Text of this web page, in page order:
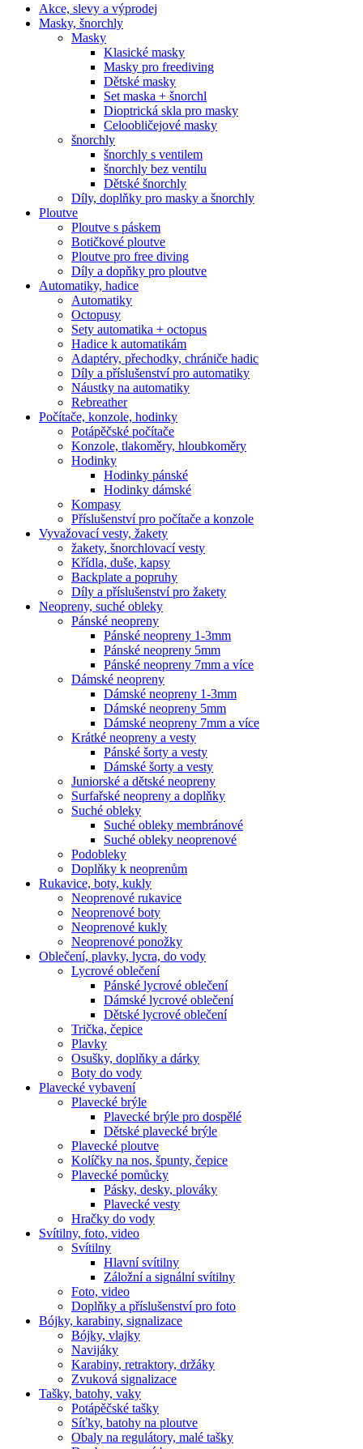
Akce, slevy a výprodej
Masky, šnorchly
Masky
Klasické masky
Masky pro freediving
Dětské masky
Set maska + šnorchl
Dioptrická skla pro masky
Celoobličejové masky
šnorchly
šnorchly s ventilem
šnorchly bez ventilu
Dětské šnorchly
Díly, doplňky pro masky a šnorchly
Ploutve
Ploutve s páskem
Botičkové ploutve
Ploutve pro free diving
Díly a dopňky pro ploutve
Automatiky, hadice
Automatiky
Octopusy
Sety automatika + octopus
Hadice k automatikám
Adaptéry, přechodky, chrániče hadic
Díly a příslušenství pro automatiky
Náustky na automatiky
Rebreather
Počítače, konzole, hodinky
Potápěčské počítače
Konzole, tlakoměry, hloubkoměry
Hodinky
Hodinky pánské
Hodinky dámské
Kompasy
Příslušenství pro počítače a konzole
Vyvažovací vesty, žakety
žakety, šnorchlovací vesty
Křídla, duše, kapsy
Backplate a popruhy
Díly a příslušenství pro žakety
Neopreny, suché obleky
Pánské neopreny
Pánské neopreny 1-3mm
Pánské neopreny 5mm
Pánské neopreny 7mm a více
Dámské neopreny
Dámské neopreny 1-3mm
Dámské neopreny 5mm
Dámské neopreny 7mm a více
Krátké neopreny a vesty
Pánské šorty a vesty
Dámské šorty a vesty
Juniorské a dětské neopreny
Surfařské neopreny a doplňky
Suché obleky
Suché obleky membránové
Suché obleky neoprenové
Podobleky
Doplňky k neoprenům
Rukavice, boty, kukly
Neoprenové rukavice
Neoprenové boty
Neoprenové kukly
Neoprenové ponožky
Oblečení, plavky, lycra, do vody
Lycrové oblečení
Pánské lycrové oblečení
Dámské lycrové oblečení
Dětské lycrové oblečení
Trička, čepice
Plavky
Osušky, doplňky a dárky
Boty do vody
Plavecké vybavení
Plavecké brýle
Plavecké brýle pro dospělé
Dětské plavecké brýle
Plavecké ploutve
Kolíčky na nos, špunty, čepice
Plavecké pomůcky
Pásky, desky, plováky
Plavecké vesty
Hračky do vody
Svítilny, foto, video
Svítilny
Hlavní svítilny
Záložní a signální svítilny
Foto, video
Doplňky a příslušenství pro foto
Bójky, karabiny, signalizace
Bójky, vlajky
Navijáky
Karabiny, retraktory, držáky
Zvuková signalizace
Tašky, batohy, vaky
Potápěčské tašky
Síťky, batohy na ploutve
Obaly na regulátory, malé tašky